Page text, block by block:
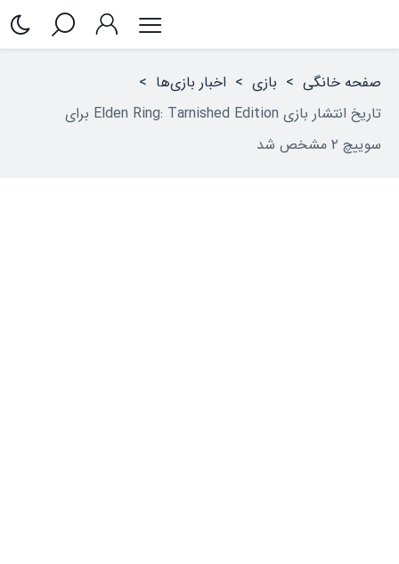
صفحه خانگی > بازی > اخبار بازی‌ها >
تاریخ انتشار بازی Elden Ring: Tarnished Edition برای
سوییچ ۲ مشخص شد